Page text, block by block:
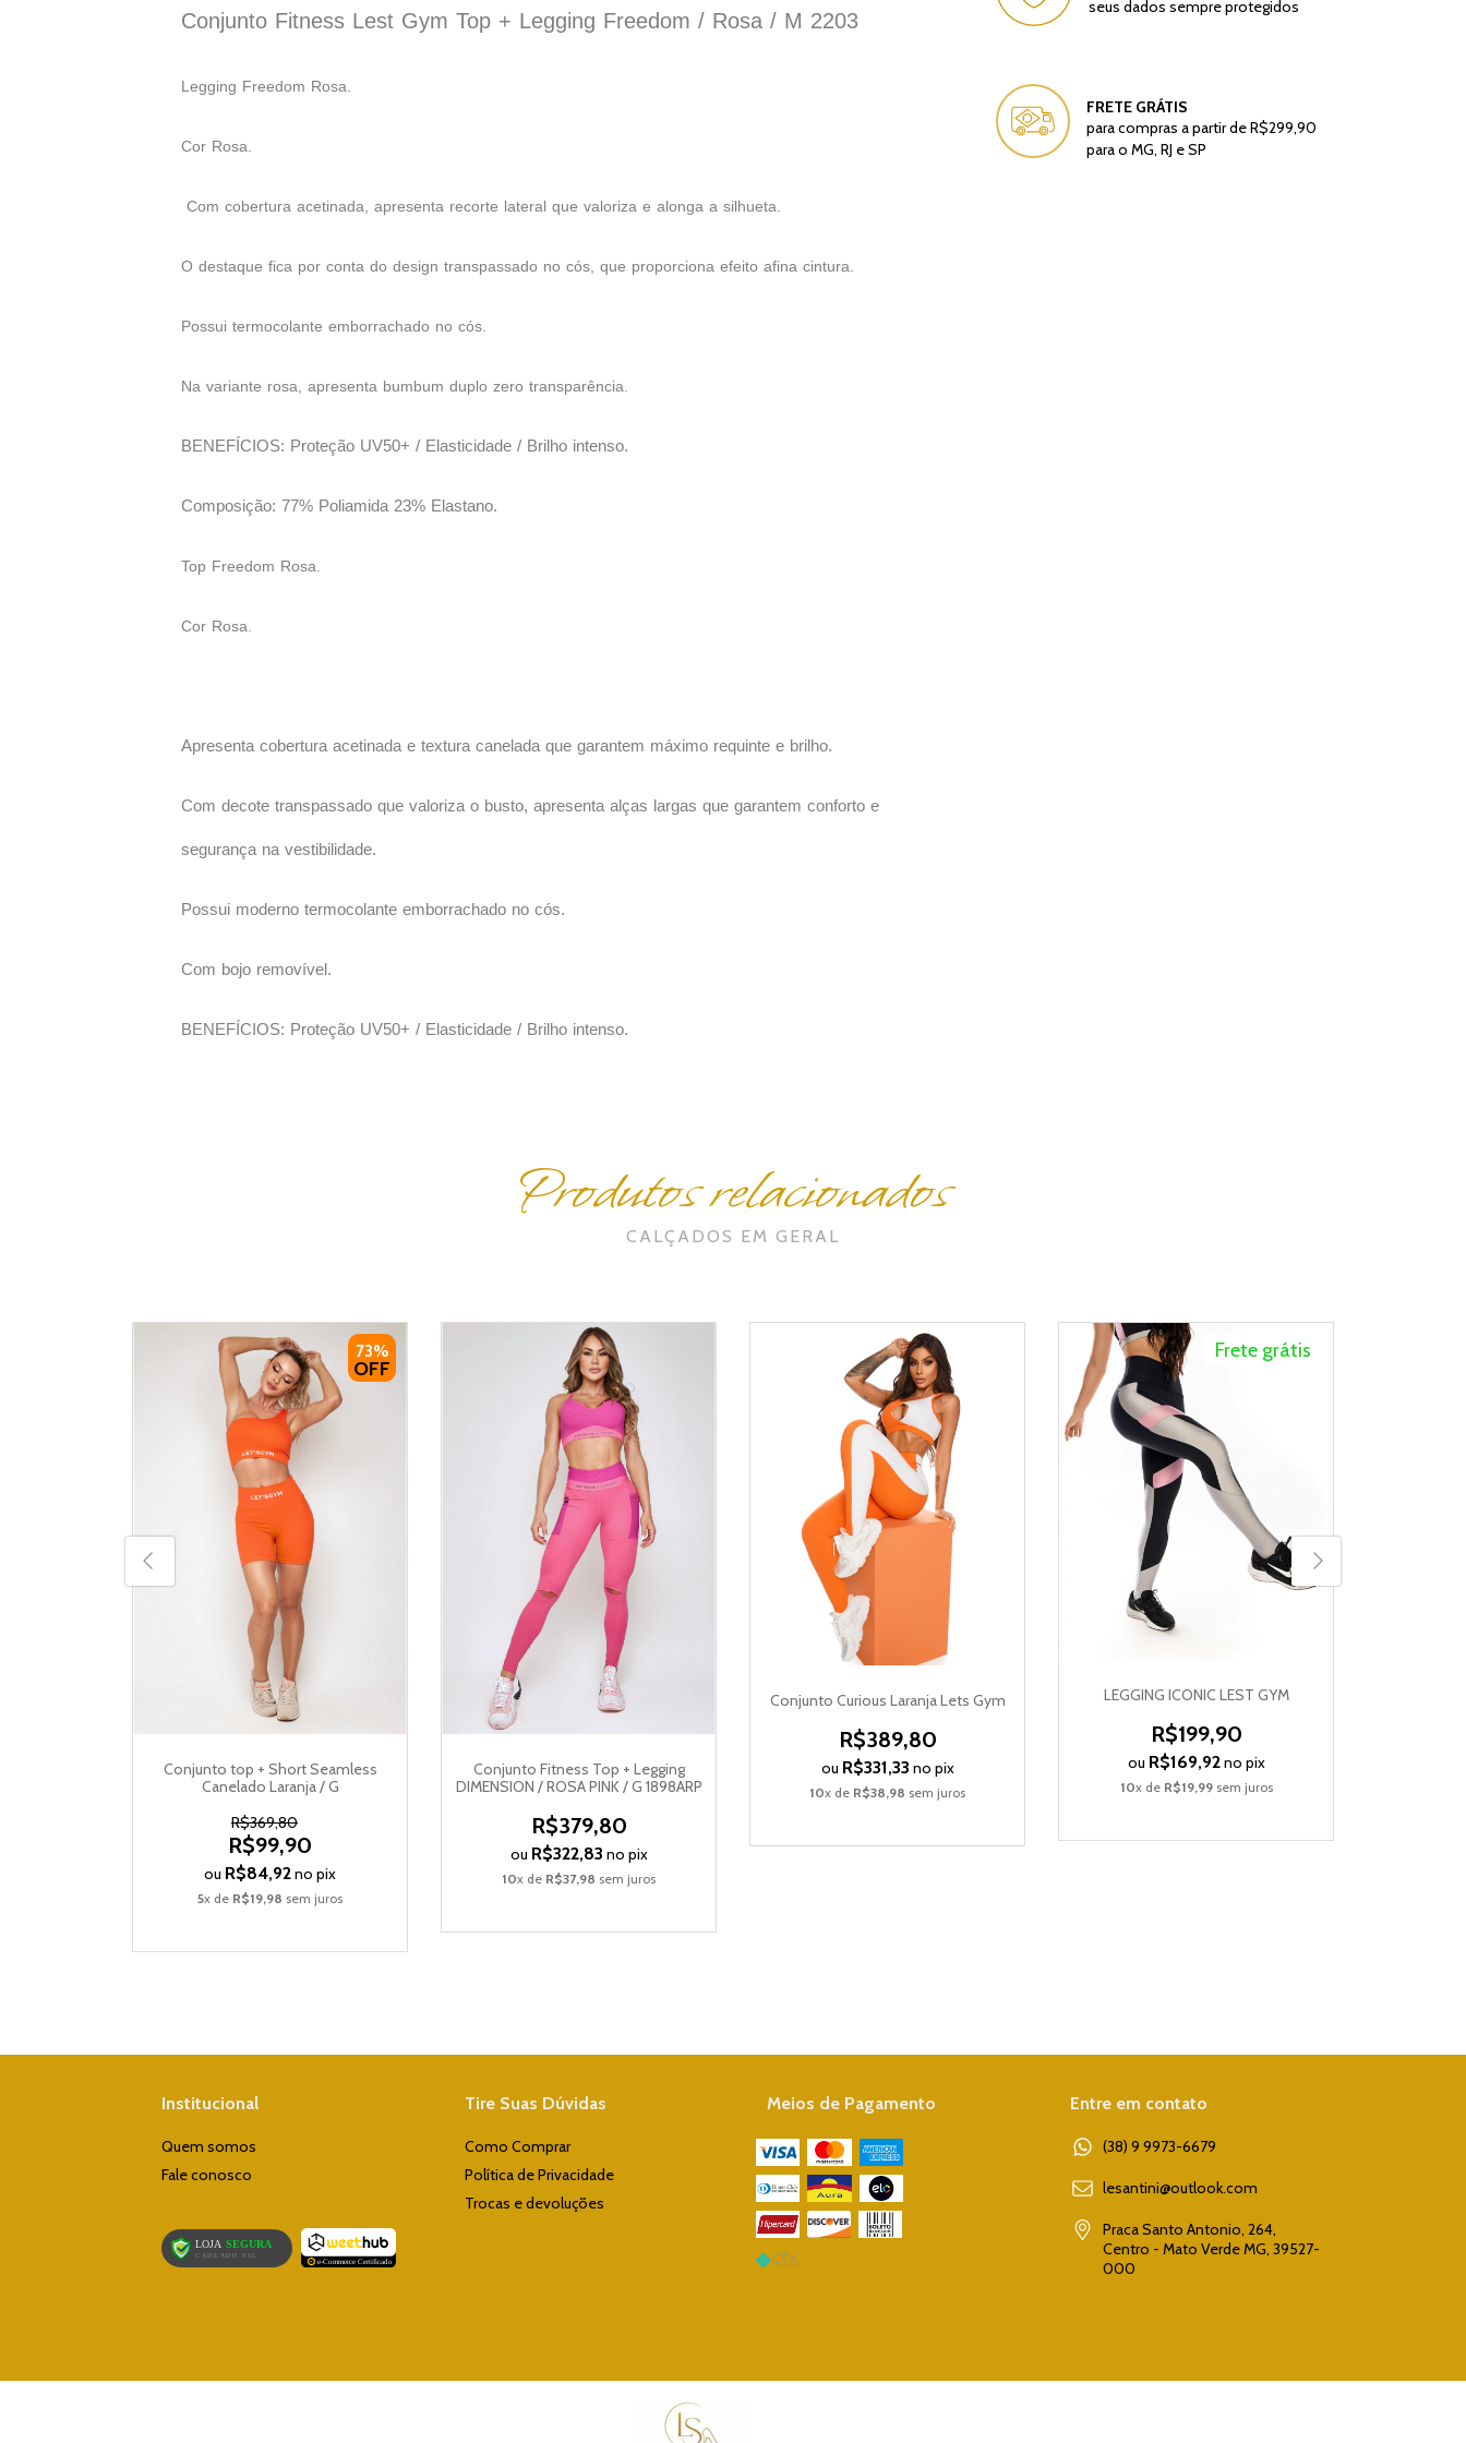
Conjunto Fitness Lest Gym Top + Legging Freedom / Rosa / M 2203
Legging Freedom Rosa.
Cor Rosa.
Com cobertura acetinada, apresenta recorte lateral que valoriza e alonga a silhueta.
O destaque fica por conta do design transpassado no cós, que proporciona efeito afina cintura.
Possui termocolante emborrachado no cós.
Na variante rosa, apresenta bumbum duplo zero transparência.
BENEFÍCIOS: Proteção UV50+ / Elasticidade / Brilho intenso.
Composição: 77% Poliamida 23% Elastano.
Top Freedom Rosa.
Cor Rosa.
Apresenta cobertura acetinada e textura canelada que garantem máximo requinte e brilho.
Com decote transpassado que valoriza o busto, apresenta alças largas que garantem conforto e
segurança na vestibilidade.
Possui moderno termocolante emborrachado no cós.
Com bojo removível.
BENEFÍCIOS: Proteção UV50+ / Elasticidade / Brilho intenso.
seus dados sempre protegidos
FRETE GRÁTIS
para compras a partir de R$299,90
para o MG, RJ e SP
Produtos relacionados
CALÇADOS EM GERAL
73%
OFF
Conjunto top + Short Seamless
Canelado Laranja / G
R$369,80
R$99,90
ou R$84,92no pix
5x de R$19,98 sem juros
Conjunto Fitness Top + Legging
DIMENSION / ROSA PINK / G 1898ARP
R$379,80
ou R$322,83 no pix
10x de R$37,98 sem juros
Conjunto Curious Laranja Lets Gym
R$389,80
ou R$331,33 no pix
10x de R$38,98 sem juros
Frete grátis
LEGGING ICONIC LEST GYM
R$199,90
ou R$169,92no pix
10x de R$19,99sem juros
Institucional
Quem somos
Fale conosco
Tire Suas Dúvidas
Como Comprar
Política de Privacidade
Trocas e devoluções
Meios de Pagamento Entre em contato
(38) 9 9973-6679
lesantini@outlook.com
Praca Santo Antonio, 264,
Centro - Mato Verde MG, 39527-
000